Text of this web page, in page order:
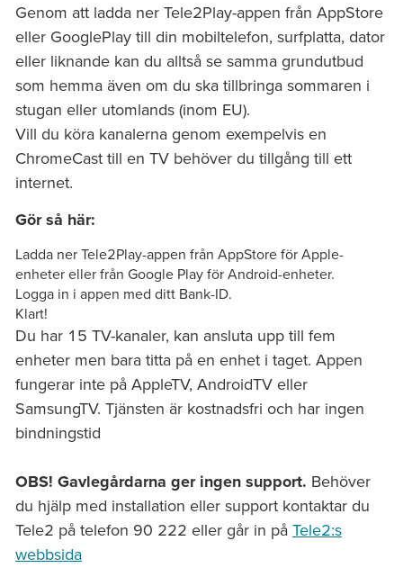
Genom att ladda ner Tele2Play-appen från AppStore
eller GooglePlay till din mobiltelefon, surfplatta, dator
eller liknande kan du alltså se samma grundutbud
som hemma även om du ska tillbringa sommaren i
stugan eller utomlands (inom EU).
Vill du köra kanalerna genom exempelvis en
ChromeCast till en TV behöver du tillgång till ett
internet.
Gör så här:
Ladda ner Tele2Play-appen från AppStore för Apple-
enheter eller från Google Play för Android-enheter.
Logga in i appen med ditt Bank-ID.
Klart!
Du har 15 TV-kanaler, kan ansluta upp till fem
enheter men bara titta på en enhet i taget. Appen
fungerar inte på AppleTV, AndroidTV eller
SamsungTV. Tjänsten är kostnadsfri och har ingen
bindningstid
OBS! Gavlegårdarna ger ingen support. Behöver
du hjälp med installation eller support kontaktar du
Tele2 på telefon 90 222 eller går in påTele2:s
webbsida